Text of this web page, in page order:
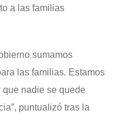
a las familias
sumamos
las familias. Estamos
nadie se quede
puntualizó tras la